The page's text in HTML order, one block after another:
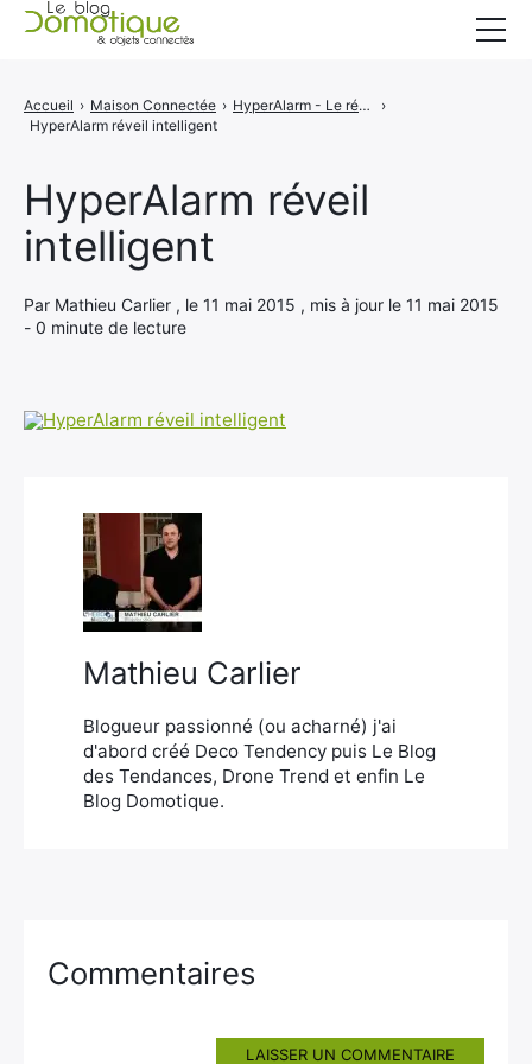
HyperAlarm réveil
intelligent
Par Mathieu Carlier , le 11 mai 2015 , mis à jour le 11 mai 2015
- 0 minute de lecture
Accueil › Maison Connectée › HyperAlarm - Le réveil intelligent pour les gros dormeurs
›
HyperAlarm réveil intelligent
Mathieu Carlier
Blogueur passionné (ou acharné) j'ai
d'abord créé Deco Tendency puis Le Blog
des Tendances, Drone Trend et enfin Le
Blog Domotique.
Commentaires
LAISSER UN COMMENTAIRE
Catégories
A propos
CONTACT
Rechercher
: